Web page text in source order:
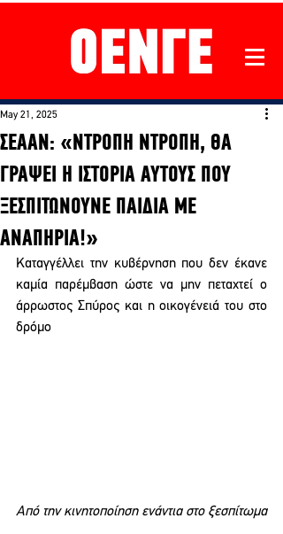
ΣΕΑΑΝ: «ΝΤΡΟΠΗ ΝΤΡΟΠΗ, ΘΑ
ΓΡΑΨΕΙ Η ΙΣΤΟΡΙΑ ΑΥΤΟΥΣ ΠΟΥ
ΞΕΣΠΙΤΩΝΟΥΝΕ ΠΑΙΔΙΑ ΜΕ
ΑΝΑΠΗΡΙΑ!»
May 21, 2025
Καταγγέλλει την κυβέρνηση που δεν έκανε
καμία παρέμβαση ώστε να μην πεταχτεί ο
άρρωστος Σπύρος και η οικογένειά του στο
δρόμο
Από την κινητοποίηση ενάντια στο ξεσπίτωμα